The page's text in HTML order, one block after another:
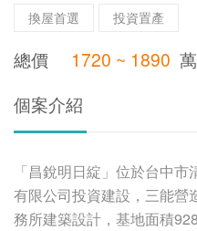
換屋首選
投資置產
總價 1720 ~ 1890
個案介紹
「昌銳明日綻」位於台中
有限公司投資建設，三能營
務所建築設計，基地面積